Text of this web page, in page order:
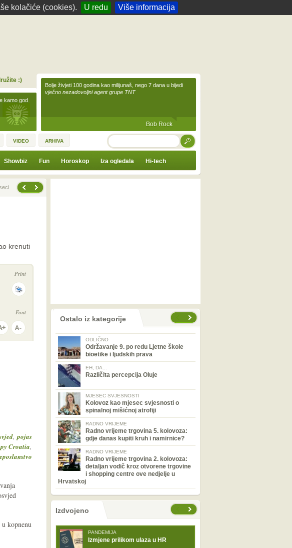
kolačiće (cookies). U redu Više informacija
kamo god
:)
Bolje živjeti 100 godina kao milijunaš, nego 7 dana u bijedi
vječno nezadovoljni agent grupe TNT
Bob Rock
VIDEO ARHIVA TRAŽI
Showbiz Fun Horoskop Iza ogledala Hi-tech
krenuti
Print
Font
,pojas
Croatia,
kopnenu
prethodno Ostalo iz kategorije
ODLIČNO
Održavanje 9. po redu Ljetne škole
bioetike i ljudskih prava
EH, DA...
Različita percepcija Oluje
MJESEC SVJESNOSTI
Kolovoz kao mjesec svjesnosti o
spinalnoj mišićnoj atrofiji
RADNO VRIJEME
Radno vrijeme trgovina 5. kolovoza:
gdje danas kupiti kruh i namirnice?
RADNO VRIJEME
Radno vrijeme trgovina 2. kolovoza:
detaljan vodič kroz otvorene trgovine
i shopping centre ove nedjelje u
Hrvatskoj
nema prethodne stranice
sljedećeIzdvojeno
PANDEMIJA
Izmjene prilikom ulaza u HR